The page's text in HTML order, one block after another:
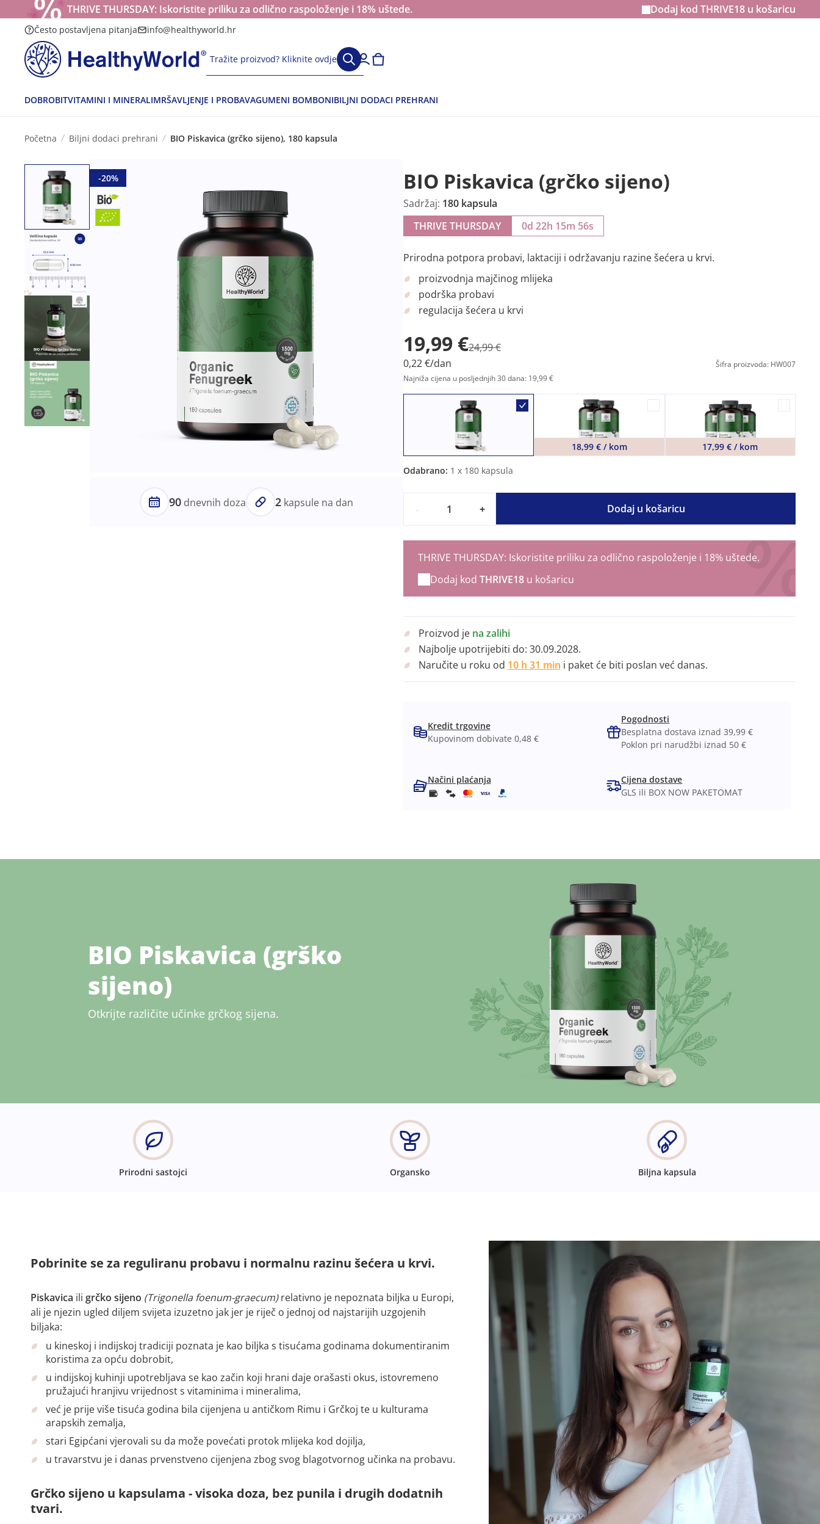
THRIVE THURSDAY: Iskoristite priliku za odlično raspoloženje i 18% uštede. Dodaj kod THRIVE18 u košaricu
Često postavljena pitanja info@healthyworld.hr
Tražite proizvod? Kliknite ovdje
DOBROBITVITAMINI I MINERALIMRŠAVLJENJE I PROBAVAGUMENI BOMBONIBILJNI DODACI PREHRANI
Početna Biljni dodaci prehrani BIO Piskavica (grčko sijeno), 180 kapsula
-20%
90dnevnih doza 2kapsule na dan
BIO Piskavica (grčko sijeno)
Sadržaj: 180 kapsula
THRIVE THURSDAY
0d 22h 15m 55s
Prirodna potpora probavi, laktaciji i održavanju razine šećera u krvi.
proizvodnja majčinog mlijeka
podrška probavi
regulacija šećera u krvi
19,99 €24,99 €
0,22 €/dan
Šifra proizvoda: HW007
Najniža cijena u posljednjih 30 dana: 19,99 €
18,99 € / kom 17,99 € / kom
Odabrano: 1 x 180 kapsula
+ Dodaj u košaricu
THRIVE THURSDAY: Iskoristite priliku za odlično raspoloženje i 18% uštede.
Dodaj kod THRIVE18u košaricu
Proizvod je na zalihi
Najbolje upotrijebiti do: 30.09.2028.
Naručite u roku od 10 h 30 min i paket će biti poslan već danas.
Kredit trgovine
Kupovinom dobivate 0,48 €
Pogodnosti
Besplatna dostava iznad 39,99 €
Poklon pri narudžbi iznad 50 €
Načini plaćanja
Cijena dostave
GLS ili BOX NOW PAKETOMAT
BIO Piskavica (grško
sijeno)
Otkrijte različite učinke grčkog sijena.
Prirodni sastojci Organsko Biljna kapsula
Pobrinite se za reguliranu probavu i normalnu razinu šećera u krvi.
Piskavica ili grčko sijeno (Trigonella foenum-graecum)relativno je nepoznata biljka u Europi,
ali je njezin ugled diljem svijeta izuzetno jak jer je riječ o jednoj od najstarijih uzgojenih
biljaka:
u kineskoj i indijskoj tradiciji poznata je kao biljka s tisućama godinama dokumentiranim
koristima za opću dobrobit,
u indijskoj kuhinji upotrebljava se kao začin koji hrani daje orašasti okus, istovremeno
pružajući hranjivu vrijednost s vitaminima i mineralima,
već je prije više tisuća godina bila cijenjena u antičkom Rimu i Grčkoj te u kulturama
arapskih zemalja,
stari Egipćani vjerovali su da može povećati protok mlijeka kod dojilja,
u travarstvu je i danas prvenstveno cijenjena zbog svog blagotvornog učinka na probavu.
Grčko sijeno u kapsulama - visoka doza, bez punila i drugih dodatnih
tvari.